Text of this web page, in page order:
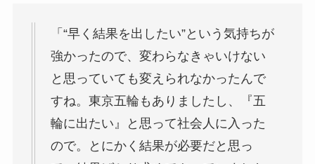
「“早く結果を出したい”という気持ちが
強かったので、変わらなきゃいけない
と思っていても変えられなかったんで
すね。東京五輪もありましたし、『五
輪に出たい』と思って社会人に入った
ので。とにかく結果が必要だと思っ